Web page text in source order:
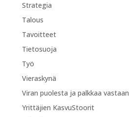
Strategia
Talous
Tavoitteet
Tietosuoja
Työ
Vieraskynä
Viran puolesta ja palkkaa vastaan
Yrittäjien KasvuStoorit